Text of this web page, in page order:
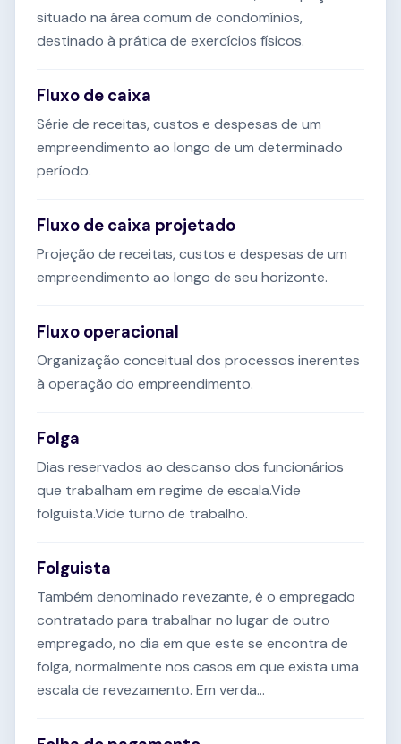
situado na área comum de condomínios,
destinado à prática de exercícios físicos.
Fluxo de caixa
Série de receitas, custos e despesas de um
empreendimento ao longo de um determinado
período.
Fluxo de caixa projetado
Projeção de receitas, custos e despesas de um
empreendimento ao longo de seu horizonte.
Fluxo operacional
Organização conceitual dos processos inerentes
à operação do empreendimento.
Folga
Dias reservados ao descanso dos funcionários
que trabalham em regime de escala.Vide
folguista.Vide turno de trabalho.
Folguista
Também denominado revezante, é o empregado
contratado para trabalhar no lugar de outro
empregado, no dia em que este se encontra de
folga, normalmente nos casos em que exista uma
escala de revezamento. Em verda...